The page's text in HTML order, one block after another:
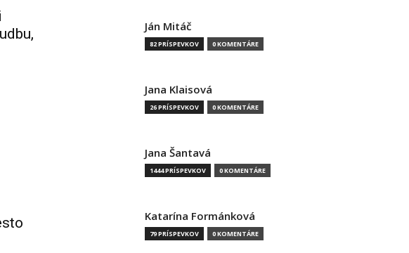
Ján Mitáč
82 PRÍSPEVKOV 0 KOMENTÁRE
Jana Klaisová
26 PRÍSPEVKOV 0 KOMENTÁRE
Jana Šantavá
1444 PRÍSPEVKOV 0 KOMENTÁRE
Katarína Formánková
79 PRÍSPEVKOV 0 KOMENTÁRE